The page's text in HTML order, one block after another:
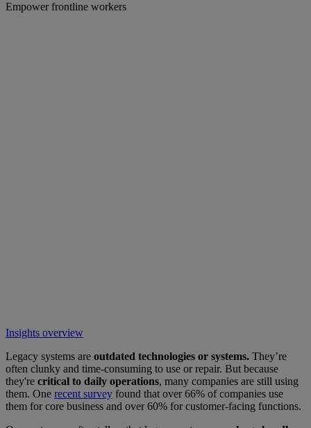
Empower frontline workers
Insights overview
Legacy systems are outdated technologies or systems. They’re
often clunky and time-consuming to use or repair. But because
they're critical to daily operations, many companies are still using
them. One recent survey found that over 66% of companies use
them for core business and over 60% for customer-facing functions.